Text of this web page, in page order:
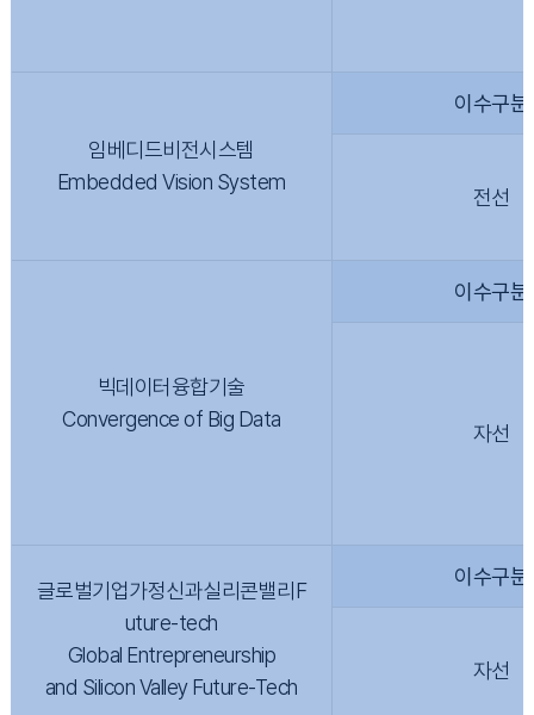
임베디드비전시스템
Embedded Vision System
이수구분
전선
빅데이터융합기술
Convergence of Big Data
이수구분
자선
글로벌기업가정신과실리콘밸리F
uture-tech
Global Entrepreneurship
and Silicon Valley Future-Tech
이수구분
자선